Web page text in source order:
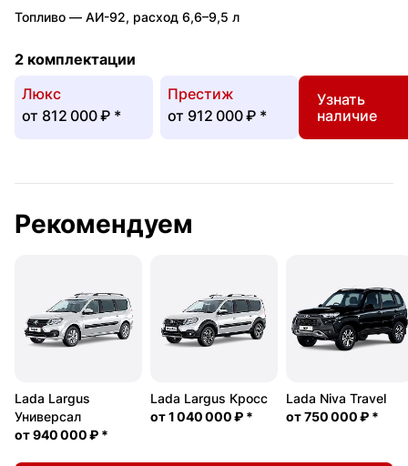
Топливо — АИ-92, расход 6,6–9,5 л
2 комплектации
Люкс
от 812 000 ₽ *
Престиж
от 912 000 ₽ *
Узнать
наличие
Рекомендуем
Lada Largus
Универсал
от940 000 ₽ *
Lada Largus Кросс
от1 040 000 ₽ *
Lada Niva Travel
от750 000 ₽ *